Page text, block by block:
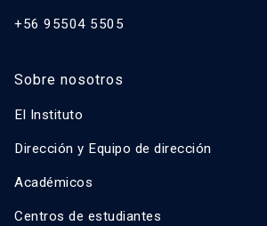
+56 95504 5505
Sobre nosotros
El Instituto
Dirección y Equipo de dirección
Académicos
Centros de estudiantes